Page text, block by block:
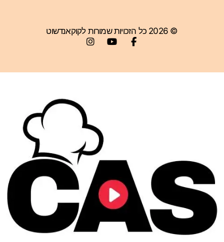
© 2026 כל הזכויות שמורות לקוקאנדשוט